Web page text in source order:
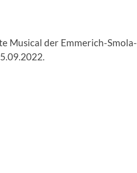
Musical der Emmerich-Smola-